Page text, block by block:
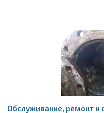
Обслуживание, ремонт и